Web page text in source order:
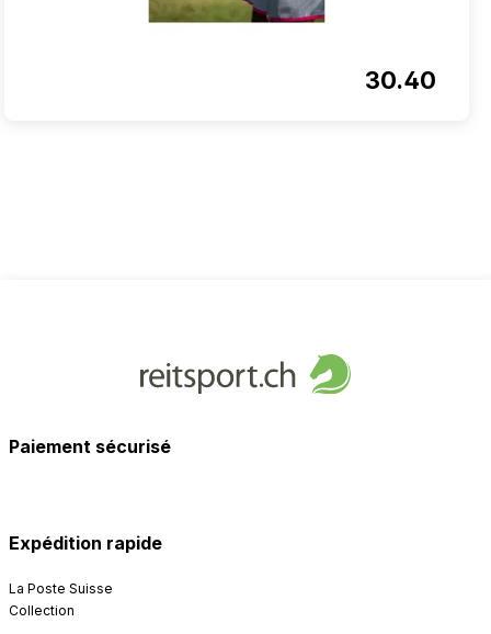
30.40
Paiement sécurisé
Expédition rapide
La Poste Suisse
Collection